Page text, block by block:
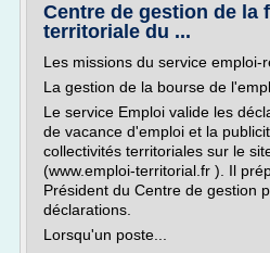
Centre de gestion de la
territoriale du ...
Les missions du service emploi-
La gestion de la bourse de
Le service Emploi valide les
de vacance d'emploi et la
collectivités territoriales sur le
(www.emploi-territorial.fr ). Il
Président du Centre de gestion
déclarations.
Lorsqu'un poste...